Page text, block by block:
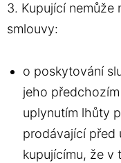
3. Kupující nemůže
smlouvy:
o poskytování
jeho
uplynutím lhůty
prodávající před
kupujícímu, že v